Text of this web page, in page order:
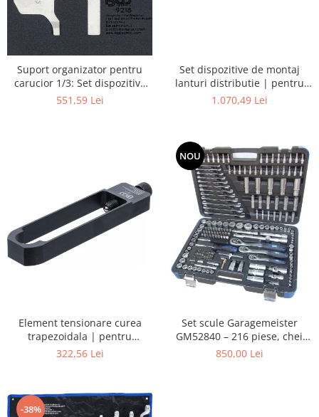
Suport organizator pentru
carucior 1/3: Set dispozitive
reglare motor | pentru
551,59 Lei
Set dispozitive de montaj
lanturi distributie | pentru
Mercedes-Benz Motor 651 |
1.070,49 Lei
Element tensionare curea
trapezoidala | pentru
Mercedes-Benz W169 si W245
322,56 Lei
NOU
Set scule Garagemeister
GM52840 – 216 piese, chei
tubulare 1/4”, 3/8”, 1/2”, biți,
850,00 Lei
-38%